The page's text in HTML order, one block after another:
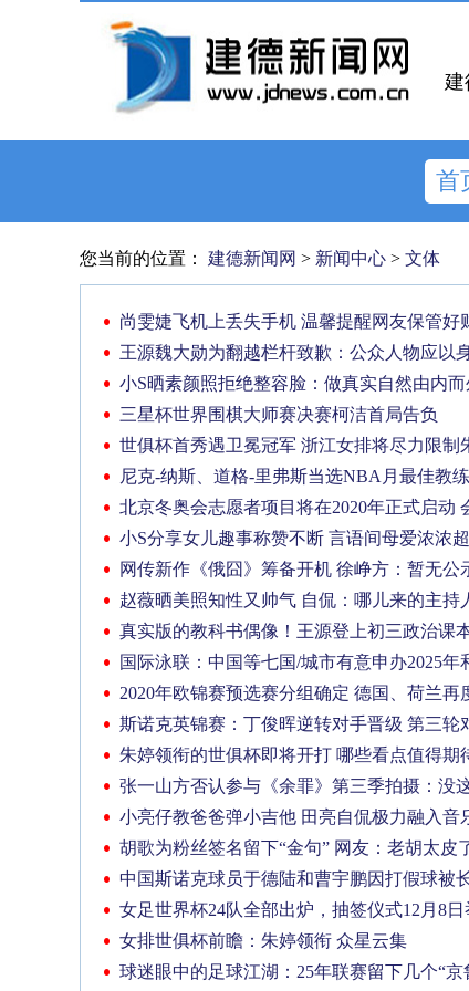
建
首
您当前的位置： 建德新闻网 > 新闻中心 > 文体
尚雯婕飞机上丢失手机 温馨提醒网友保管好
王源魏大勋为翻越栏杆致歉：公众人物应以
小S晒素颜照拒绝整容脸：做真实自然由内而
三星杯世界围棋大师赛决赛柯洁首局告负
世俱杯首秀遇卫冕冠军 浙江女排将尽力限制
尼克-纳斯、道格-里弗斯当选NBA月最佳教练
北京冬奥会志愿者项目将在2020年正式启动
小S分享女儿趣事称赞不断 言语间母爱浓浓
网传新作《俄囧》筹备开机 徐峥方：暂无公
赵薇晒美照知性又帅气 自侃：哪儿来的主持
真实版的教科书偶像！王源登上初三政治课
国际泳联：中国等七国/城市有意申办2025年
2020年欧锦赛预选赛分组确定 德国、荷兰再
斯诺克英锦赛：丁俊晖逆转对手晋级 第三轮
朱婷领衔的世俱杯即将开打 哪些看点值得期
张一山方否认参与《余罪》第三季拍摄：没
小亮仔教爸爸弹小吉他 田亮自侃极力融入音
胡歌为粉丝签名留下“金句” 网友：老胡太皮
中国斯诺克球员于德陆和曹宇鹏因打假球被
女足世界杯24队全部出炉，抽签仪式12月8日
女排世俱杯前瞻：朱婷领衔 众星云集
球迷眼中的足球江湖：25年联赛留下几个“京